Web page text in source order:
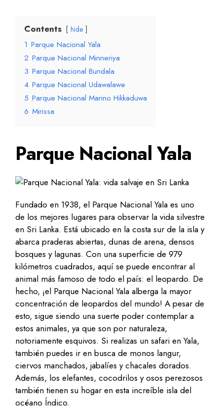
Contents hide
1 Parque Nacional Yala
2 Parque Nacional Minneriya
3 Parque Nacional Bundala
4 Parque Nacional Udawalawe
5 Parque Nacional Marino Hikkaduwa
6 Mirissa
Parque Nacional Yala
Fundado en 1938, el Parque Nacional Yala es uno
de los mejores lugares para observar la vida silvestre
en Sri Lanka. Está ubicado en la costa sur de la isla y
abarca praderas abiertas, dunas de arena, densos
bosques y lagunas. Con una superficie de 979
kilómetros cuadrados, aquí se puede encontrar al
animal más famoso de todo el país: el leopardo. De
hecho, ¡el Parque Nacional Yala alberga la mayor
concentración de leopardos del mundo! A pesar de
esto, sigue siendo una suerte poder contemplar a
estos animales, ya que son por naturaleza,
notoriamente esquivos. Si realizas un safari en Yala,
también puedes ir en busca de monos langur,
ciervos manchados, jabalíes y chacales dorados.
Además, los elefantes, cocodrilos y osos perezosos
también tienen su hogar en esta increíble isla del
océano Índico.